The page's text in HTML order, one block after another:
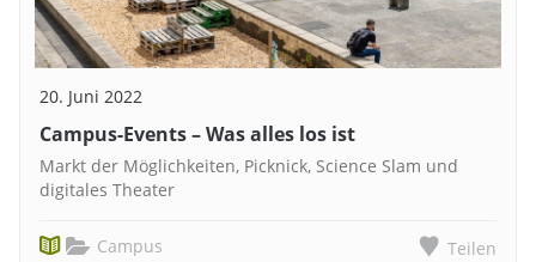
20. Juni 2022
Campus-Events – Was alles los ist
Markt der Möglichkeiten, Picknick, Science Slam und
digitales Theater
Campus Teilen